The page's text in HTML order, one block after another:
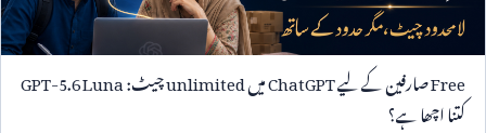
Freeصارفین کے لیےChatGPTمیںunlimitedچیٹ:GPT-5.6 Luna
کتنا اچھا ہے؟